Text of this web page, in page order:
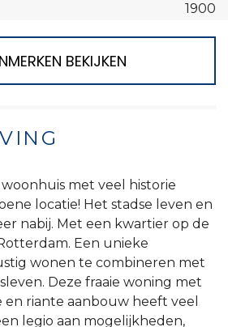
1900
BEKIJKEN
met veel historie
locatie! Het stadse leven en
nabij. Met een kwartier op de
Een unieke
wonen te combineren met
Deze fraaie woning met
en riante aanbouw heeft veel
legio aan mogelijkheden,